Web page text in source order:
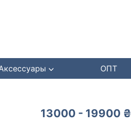
ОПТ
13000 - 19900 ₴